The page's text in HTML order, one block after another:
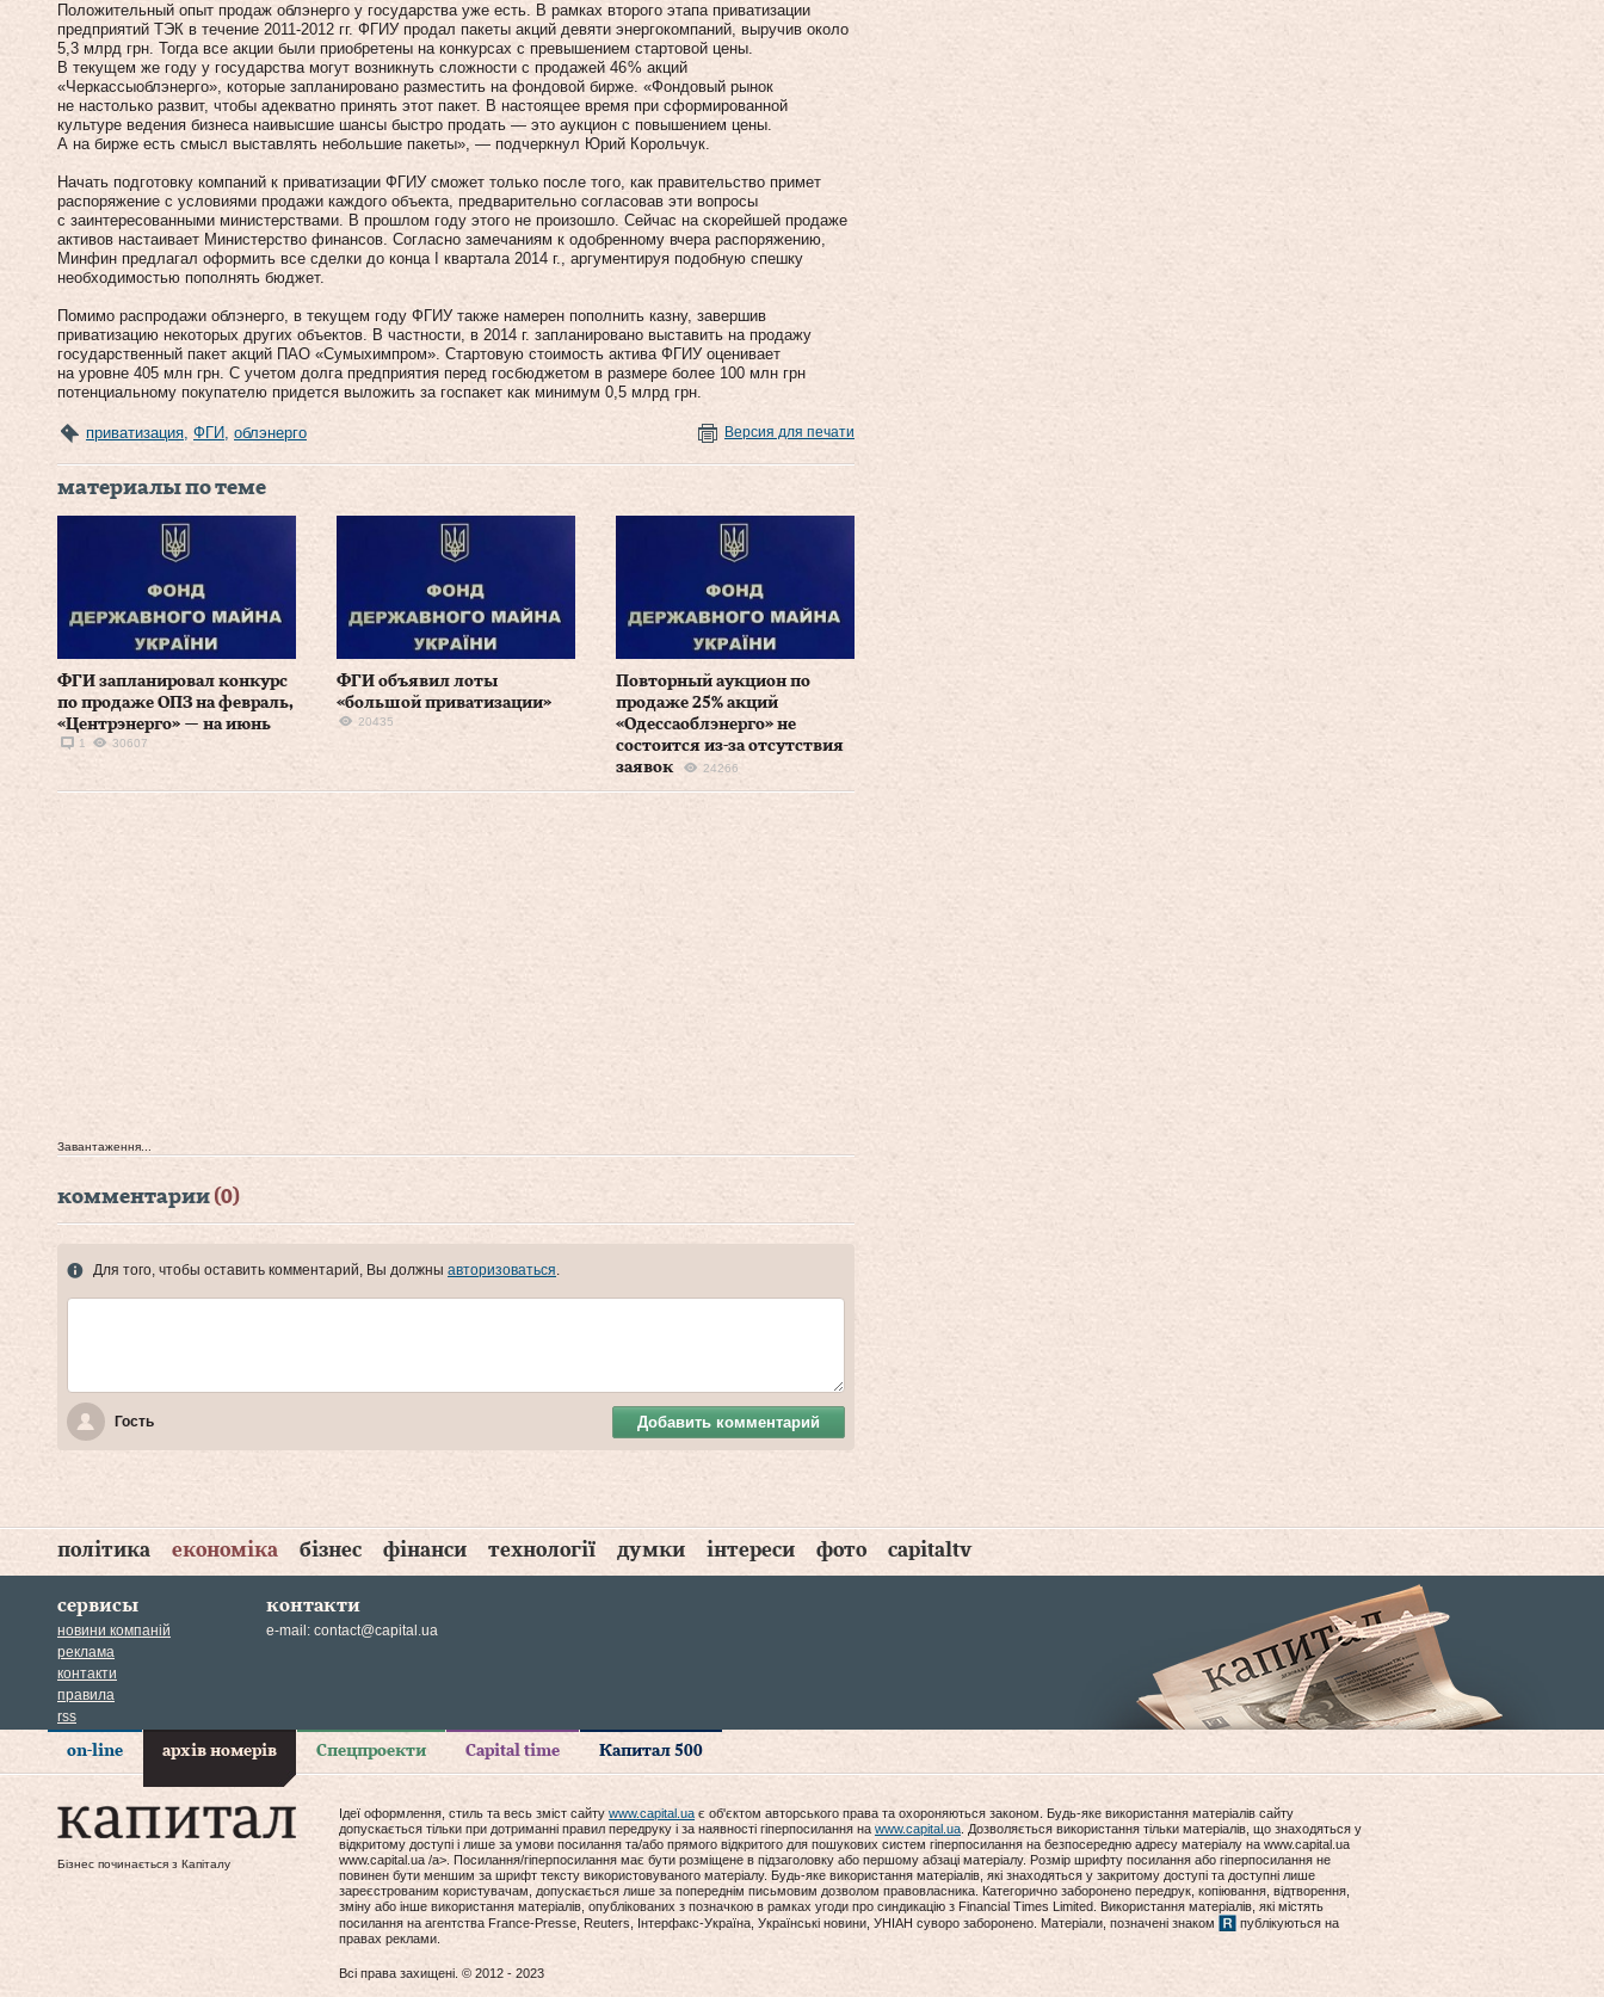
Положительный опыт продаж облэнерго у государства уже есть. В рамках второго этапа приватизации
предприятий ТЭК в течение 2011‑2012 гг. ФГИУ продал пакеты акций девяти энергокомпаний, выручив около
5,3 млрд грн. Тогда все акции были приобретены на конкурсах с превышением стартовой цены.
В текущем же году у государства могут возникнуть сложности с продажей 46 % акций
«Черкассыоблэнерго», которые запланировано разместить на фондовой бирже. «Фондовый рынок
не настолько развит, чтобы адекватно принять этот пакет. В настоящее время при сформированной
культуре ведения бизнеса наивысшие шансы быстро продать — это аукцион с повышением цены.
А на бирже есть смысл выставлять небольшие пакеты», — подчеркнул Юрий Корольчук.
Начать подготовку компаний к приватизации ФГИУ сможет только после того, как правительство примет
распоряжение с условиями продажи каждого объекта, предварительно согласовав эти вопросы
с заинтересованными министерствами. В прошлом году этого не произошло. Сейчас на скорейшей продаже
активов настаивает Министерство финансов. Согласно замечаниям к одобренному вчера распоряжению,
Минфин предлагал оформить все сделки до конца I квартала 2014 г., аргументируя подобную спешку
необходимостью пополнять бюджет.
Помимо распродажи обл­энерго, в текущем году ФГИУ также намерен пополнить казну, завершив
приватизацию некоторых других объектов. В частности, в 2014 г. запланировано выставить на продажу
государственный пакет акций ПАО «Сумыхимпром». Стартовую стоимость актива ФГИУ оценивает
на уровне 405 млн грн. С учетом долга предприятия перед госбюджетом в размере более 100 млн грн
потенциальному покупателю придется выложить за госпакет как минимум 0,5 млрд грн.
приватизация, ФГИ, облэнерго Версия для печати
материалы по теме
ФГИ запланировал конкурс
по продаже ОПЗ на февраль,
«Центрэнерго» — на июнь
1 30607
ФГИ объявил лоты
«большой приватизации»
20435
Повторный аукцион по
продаже 25% акций
«Одессаоблэнерго» не
состоится из-за отсутствия
заявок
24266
Завантаження...
комментарии (0)
Для того, чтобы оставить комментарий, Вы должны авторизоваться.
Гость Добавить комментарий
політика економіка бізнес фінанси технології думки інтереси фото capitaltv
сервисы
новини компаній
реклама
контакти
правила
rss
контакти
e-mail: contact@capital.ua
on-line архів номерів Спецпроекти Capital time Капитал 500
Бізнес починається з Капіталу
Ідеї оформлення, стиль та весь зміст сайту www.capital.ua є об'єктом авторського права та охороняються законом. Будь-яке використання матеріалів сайту
допускається тільки при дотриманні правил передруку і за наявності гіперпосилання на www.capital.ua . Дозволяється використання тільки матеріалів, що знаходяться у
відкритому доступі і лише за умови посилання та/або прямого відкритого для пошукових систем гіперпосилання на безпосередню адресу матеріалу на www.capital.ua
www.capital.ua /a>. Посилання/гіперпосилання має бути розміщене в підзаголовку або першому абзаці матеріалу. Розмір шрифту посилання або гіперпосилання не
повинен бути меншим за шрифт тексту використовуваного матеріалу. Будь-яке використання матеріалів, які знаходяться у закритому доступі та доступні лише
зареєстрованим користувачам, допускається лише за попереднім письмовим дозволом правовласника. Категорично заборонено передрук, копіювання, відтворення,
зміну або інше використання матеріалів, опублікованих з позначкою в рамках угоди про синдикацію з Financial Times Limited. Використання матеріалів, які містять
посилання на агентства France-Presse, Reuters, Інтерфакс-Україна, Українські новини, УНІАН суворо заборонено. Матеріали, позначені знаком
публікуються на
правах реклами.
Всі права захищені. © 2012 - 2023